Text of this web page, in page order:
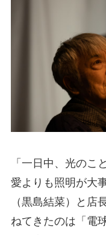
「一日中、光のこ
愛よりも照明が大
（黒島結菜）と店
ねてきたのは「電